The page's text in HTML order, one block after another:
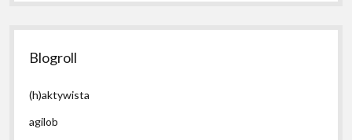
Blogroll
(h)aktywista
agilob